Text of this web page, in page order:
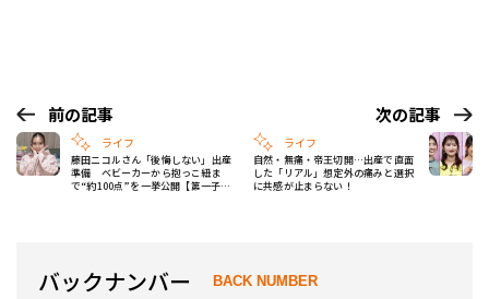
前の記事
ライフ
藤田ニコルさん「後悔しない」出産
準備 ベビーカーから抱っこ紐ま
で“約100点”を一挙公開【第一子出
次の記事
ライフ
自然・無痛・帝王切開…出産で直面
した「リアル」想定外の痛みと選択
に共感が止まらない！
バックナンバー BACK NUMBER